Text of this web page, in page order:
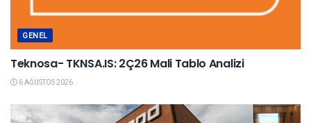
GENEL
Teknosa- TKNSA.IS: 2Ç26 Mali Tablo Analizi
6 AĞUSTOS 2026